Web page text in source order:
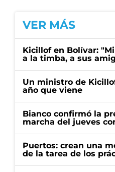
VER MÁS
Kicillof en Bolívar:
a la timba, a sus
Un ministro de
año que viene
Bianco confirmó la
marcha del jueves
Puertos: crean una
de la tarea de los